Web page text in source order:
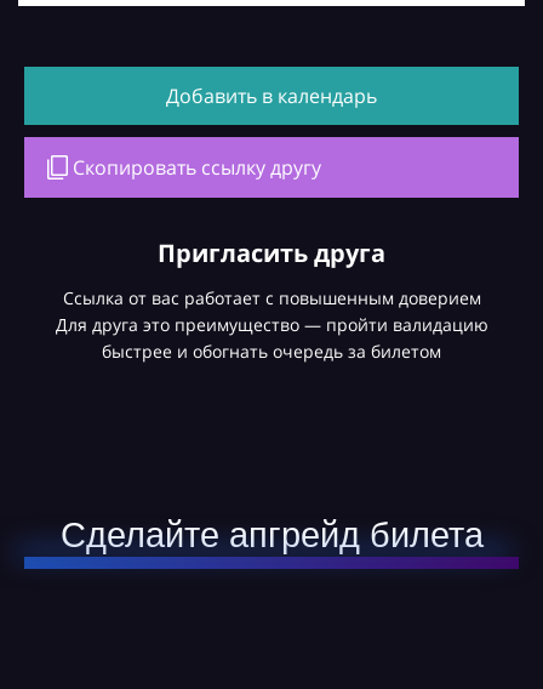
Добавить в календарь
Скопировать ссылку другу
Пригласить друга
Ссылка от вас работает с повышенным доверием
Для друга это преимущество — пройти валидацию
быстрее и обогнать очередь за билетом
Сделайте апгрейд билета